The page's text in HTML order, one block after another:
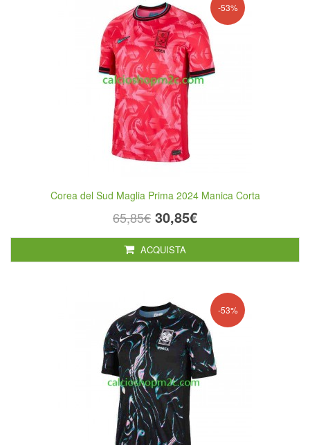
-53%
Corea del Sud Maglia Prima 2024 Manica Corta
65,85€ 30,85€
ACQUISTA
-53%